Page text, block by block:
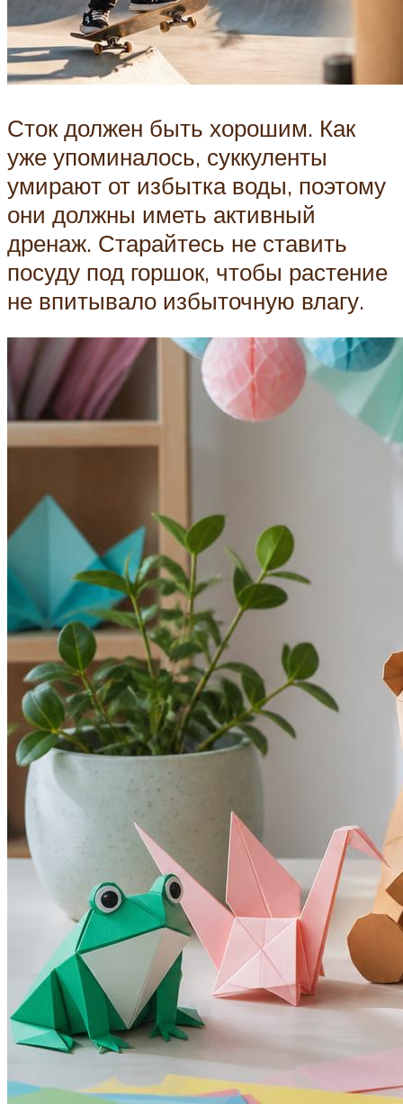
Сток должен быть хорошим. Как
уже упоминалось, суккуленты
умирают от избытка воды, поэтому
они должны иметь активный
дренаж. Старайтесь не ставить
посуду под горшок, чтобы растение
не впитывало избыточную влагу.